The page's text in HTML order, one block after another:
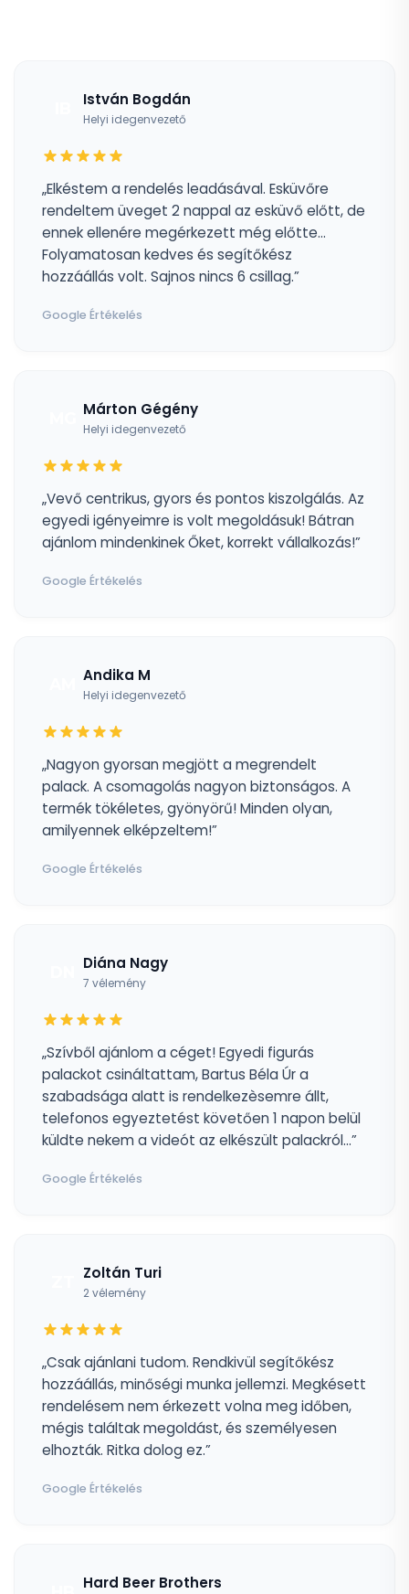
István Bogdán
Helyi idegenvezető
„Elkéstem a rendelés leadásával. Esküvőre
rendeltem üveget 2 nappal az esküvő előtt, de
ennek ellenére megérkezett még előtte...
Folyamatosan kedves és segítőkész
hozzáállás volt. Sajnos nincs 6 csillag.”
Google Értékelés
Márton Gégény
Helyi idegenvezető
„Vevő centrikus, gyors és pontos kiszolgálás. Az
egyedi igényeimre is volt megoldásuk! Bátran
ajánlom mindenkinek Őket, korrekt vállalkozás!”
Google Értékelés
Andika M
Helyi idegenvezető
„Nagyon gyorsan megjött a megrendelt
palack. A csomagolás nagyon biztonságos. A
termék tökéletes, gyönyörű! Minden olyan,
amilyennek elképzeltem!”
Google Értékelés
Diána Nagy
7 vélemény
„Szívből ajánlom a céget! Egyedi figurás
palackot csináltattam, Bartus Béla Úr a
szabadsága alatt is rendelkezèsemre állt,
telefonos egyeztetést követően 1 napon belül
küldte nekem a videót az elkészült palackról...”
Google Értékelés
Zoltán Turi
2 vélemény
„Csak ajánlani tudom. Rendkivül segítőkész
hozzáállás, minőségi munka jellemzi. Megkésett
rendelésem nem érkezett volna meg időben,
mégis találtak megoldást, és személyesen
elhozták. Ritka dolog ez.”
Google Értékelés
Hard Beer Brothers